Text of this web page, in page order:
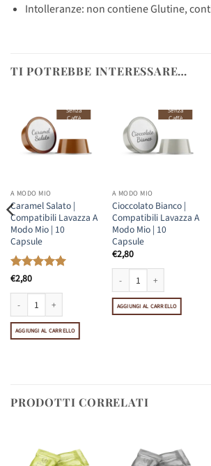
Intolleranze: non contiene Glutine,
TI POTREBBE INTERESSARE…
Senza
Caffè
A MODO MIO
Caramel Salato |
Compatibili Lavazza A
Modo Mio | 10
Capsule
Valutato
€2,80
Caramel Salato | Compatibili Lavazza A Modo Mio | 10
AGGIUNGI AL CARRELLO
Senza
Caffè
A MODO MIO
Cioccolato Bianco |
Compatibili Lavazza A
Modo Mio | 10
Capsule
€2,80
Cioccolato Bianco |
AGGIUNGI AL CARRELLO
quantità
Lavazza A Modo Mio | 10 Capsule quantità
PRODOTTI CORRELATI